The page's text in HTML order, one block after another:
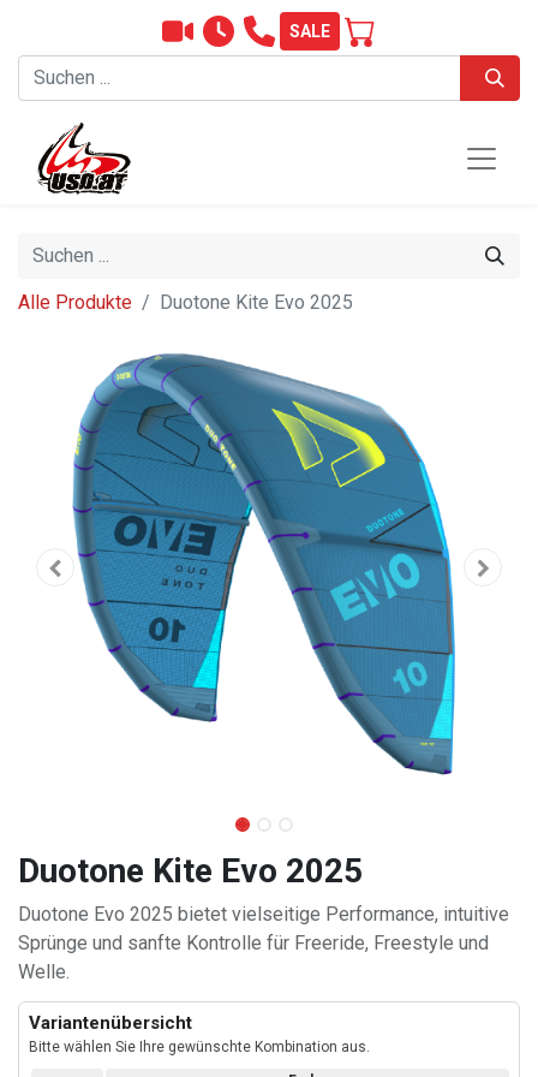
SALE
Alle Produkte Duotone Kite Evo 2025
Duotone Kite Evo 2025
Duotone Evo 2025 bietet vielseitige Performance, intuitive
Sprünge und sanfte Kontrolle für Freeride, Freestyle und
Welle.
Variantenübersicht
Bitte wählen Sie Ihre gewünschte Kombination aus.